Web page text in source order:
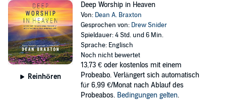
©2017 Dean A. Braxton (P)2019 Dean A. Braxton
Reinhören
Deep Worship in Heaven
Von: Dean A. Braxton
Gesprochen von: Drew Snider
Spieldauer: 4 Std. und 6 Min.
Sprache: Englisch
Noch nicht bewertet
13,73 € oder kostenlos mit einem
Probeabo. Verlängert sich automatisch
für 6,99 €/Monat nach Ablauf des
Probeabos. Bedingungen gelten.